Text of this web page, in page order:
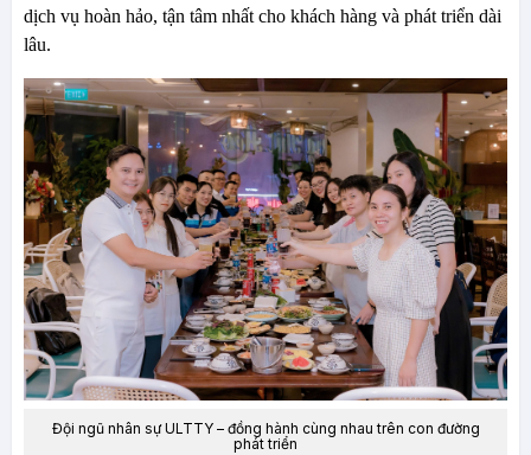
dịch vụ hoàn hảo, tận tâm nhất cho khách hàng và phát triển dài
lâu.
Đội ngũ nhân sự ULTTY – đồng hành cùng nhau trên con đường
phát triển